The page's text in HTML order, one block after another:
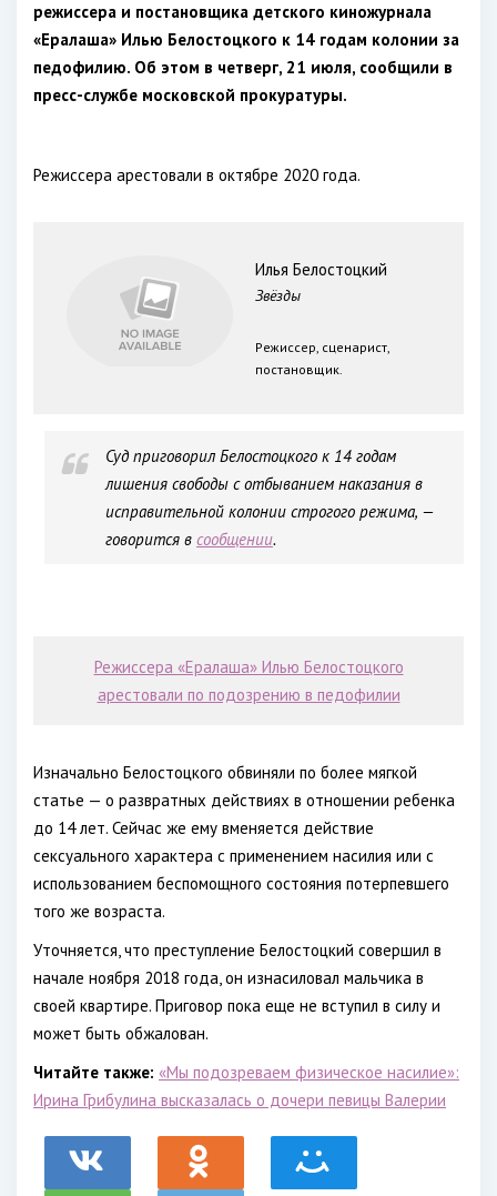
режиссера и постановщика детского киножурнала
«Ералаша» Илью Белостоцкого к 14 годам колонии за
педофилию. Об этом в четверг, 21 июля, сообщили в
пресс-службе московской прокуратуры.
Режиссера арестовали в октябре 2020 года.
Илья Белостоцкий
Звёзды
Режиссер, сценарист,
постановщик.
Суд приговорил Белостоцкого к 14 годам
лишения свободы с отбыванием наказания в
исправительной колонии строгого режима, —
говорится в сообщении.
Режиссера «Ералаша» Илью Белостоцкого
арестовали по подозрению в педофилии
Изначально Белостоцкого обвиняли по более мягкой
статье — о развратных действиях в отношении ребенка
до 14 лет. Сейчас же ему вменяется действие
сексуального характера с применением насилия или с
использованием беспомощного состояния потерпевшего
того же возраста.
Уточняется, что преступление Белостоцкий совершил в
начале ноября 2018 года, он изнасиловал мальчика в
своей квартире. Приговор пока еще не вступил в силу и
может быть обжалован.
Читайте также: «Мы подозреваем физическое насилие»:
Ирина Грибулина высказалась о дочери певицы Валерии